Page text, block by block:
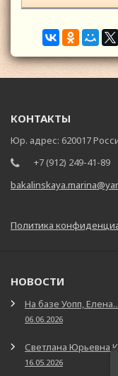
КОНТАКТЫ
Юр. адрес: 620017
+7 (912) 249-41-89
Политика
НОВОСТИ
На базе Уопп, Елена...
06.06.2026
Светлана Юрьевна
16.05.2026